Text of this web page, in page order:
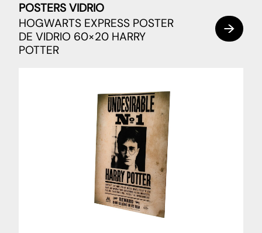
POSTERS VIDRIO
HOGWARTS EXPRESS POSTER
DE VIDRIO 60×20 HARRY
POTTER